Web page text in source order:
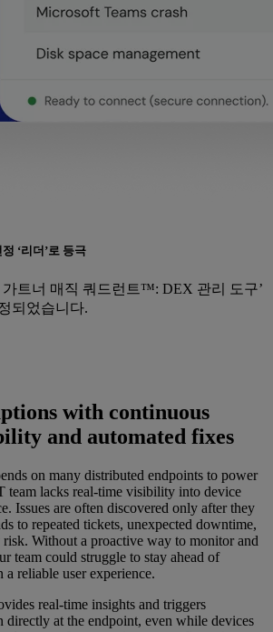
‘리더’로 등극
가트너 매직 쿼드런트™: DEX 관리 도구’
되었습니다.
with continuous
and automated fixes
on many distributed endpoints to power
team lacks real-time visibility into device
Issues are often discovered only after they
to repeated tickets, unexpected downtime,
risk. Without a proactive way to monitor and
team could struggle to stay ahead of
a reliable user experience.
real-time insights and triggers
directly at the endpoint, even while devices